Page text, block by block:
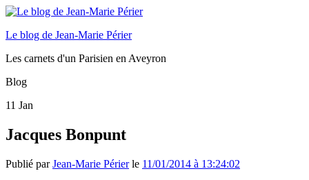
Le blog de Jean-Marie Périer
Les carnets d'un Parisien en Aveyron
Blog
11 Jan
Jacques Bonpunt
Publié parJean-Marie Périerle 11/01/2014 à 13:24:02